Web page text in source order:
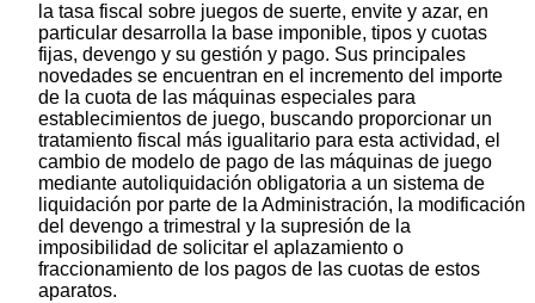
la tasa fiscal sobre juegos de suerte, envite y azar, en
particular desarrolla la base imponible, tipos y cuotas
fijas, devengo y su gestión y pago. Sus principales
novedades se encuentran en el incremento del importe
de la cuota de las máquinas especiales para
establecimientos de juego, buscando proporcionar un
tratamiento fiscal más igualitario para esta actividad, el
cambio de modelo de pago de las máquinas de juego
mediante autoliquidación obligatoria a un sistema de
liquidación por parte de la Administración, la modificación
del devengo a trimestral y la supresión de la
imposibilidad de solicitar el aplazamiento o
fraccionamiento de los pagos de las cuotas de estos
aparatos.